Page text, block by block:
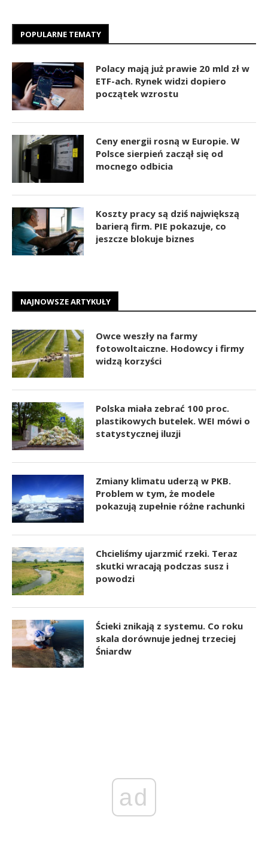
POPULARNE TEMATY
Polacy mają już prawie 20 mld zł w
ETF-ach. Rynek widzi dopiero
początek wzrostu
Ceny energii rosną w Europie. W
Polsce sierpień zaczął się od
mocnego odbicia
Koszty pracy są dziś największą
barierą firm. PIE pokazuje, co
jeszcze blokuje biznes
NAJNOWSZE ARTYKUŁY
Owce weszły na farmy
fotowoltaiczne. Hodowcy i firmy
widzą korzyści
Polska miała zebrać 100 proc.
plastikowych butelek. WEI mówi o
statystycznej iluzji
Zmiany klimatu uderzą w PKB.
Problem w tym, że modele
pokazują zupełnie różne rachunki
Chcieliśmy ujarzmić rzeki. Teraz
skutki wracają podczas susz i
powodzi
Ścieki znikają z systemu. Co roku
skala dorównuje jednej trzeciej
Śniardw
ad